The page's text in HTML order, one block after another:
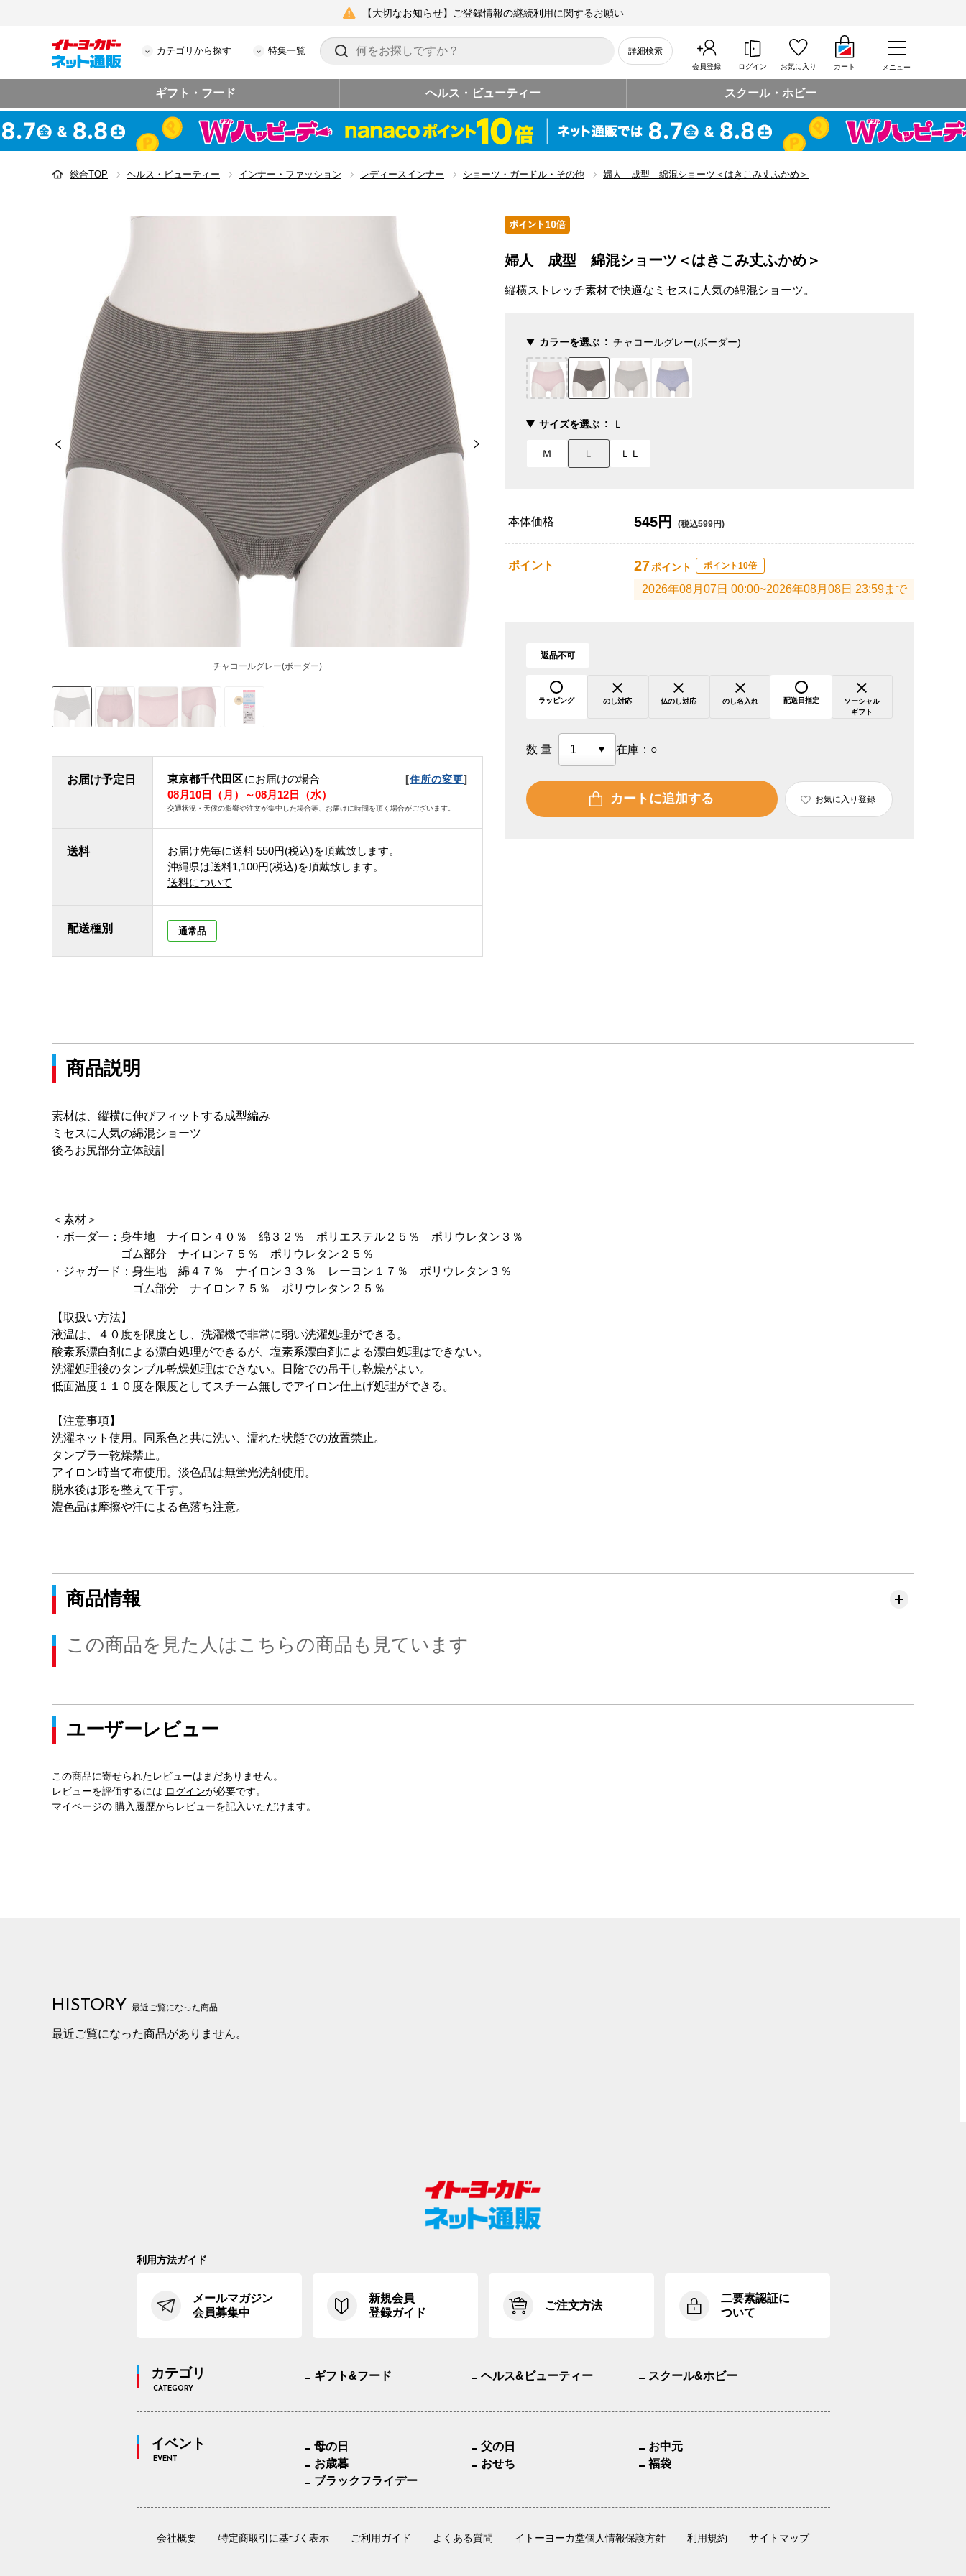
【大切なお知らせ】ご登録情報の継続利用に関するお願い
カテゴリから探す 特集一覧 詳細検索
会員登録 ログイン お気に入り カート メニュー
ギフト・フード ヘルス・ビューティー スクール・ホビー
総合TOP ヘルス・ビューティー インナー・ファッション レディースインナー ショーツ・ガードル・その他 婦人 成型 綿混ショーツ＜はきこみ丈ふかめ＞
チャコールグレー(ボーダー)
お届け予定日 東京都千代田区にお届けの場合 [住所の変更]
08月10日（月）～08月12日（水）
交通状況・天候の影響や注文が集中した場合等、お届けに時間を頂く場合がございます。
送料 お届け先毎に送料 550円(税込)を頂戴致します。
沖縄県は送料1,100円(税込)を頂戴致します。
送料について
配送種別 通常品
婦人 成型 綿混ショーツ＜はきこみ丈ふかめ＞
縦横ストレッチ素材で快適なミセスに人気の綿混ショーツ。
カラーを選ぶ チャコールグレー(ボーダー)
サイズを選ぶ Ｌ
Ｍ Ｌ ＬＬ
本体価格 545円 (税込599円)
ポイント 27ポイント ポイント10倍
2026年08月07日 00:00~2026年08月08日 23:59まで
返品不可
ラッピング のし対応 仏のし対応 のし名入れ 配送日指定
ソーシャル
ギフト
数量 在庫： ○
カートに追加する お気に入り登録
商品説明
素材は、縦横に伸びフィットする成型編み
ミセスに人気の綿混ショーツ
後ろお尻部分立体設計
＜素材＞
・ボーダー：身生地 ナイロン４０％ 綿３２％ ポリエステル２５％ ポリウレタン３％
ゴム部分 ナイロン７５％ ポリウレタン２５％
・ジャガード：身生地 綿４７％ ナイロン３３％ レーヨン１７％ ポリウレタン３％
ゴム部分 ナイロン７５％ ポリウレタン２５％
【取扱い方法】
液温は、４０度を限度とし、洗濯機で非常に弱い洗濯処理ができる。
酸素系漂白剤による漂白処理ができるが、塩素系漂白剤による漂白処理はできない。
洗濯処理後のタンブル乾燥処理はできない。日陰での吊干し乾燥がよい。
低面温度１１０度を限度としてスチーム無しでアイロン仕上げ処理ができる。
【注意事項】
洗濯ネット使用。同系色と共に洗い、濡れた状態での放置禁止。
タンブラー乾燥禁止。
アイロン時当て布使用。淡色品は無蛍光洗剤使用。
脱水後は形を整えて干す。
濃色品は摩擦や汗による色落ち注意。
商品情報
この商品を見た人はこちらの商品も見ています
ユーザーレビュー
この商品に寄せられたレビューはまだありません。
レビューを評価するには ログインが必要です。
マイページの 購入履歴からレビューを記入いただけます。
HISTORY 最近ご覧になった商品
最近ご覧になった商品がありません。
利用方法ガイド
メールマガジン
会員募集中
新規会員
登録ガイド
ご注文方法
二要素認証に
ついて
カテゴリ
CATEGORY
ギフト&フード ヘルス&ビューティー スクール&ホビー
イベント
EVENT
母の日 父の日
お中元
お歳暮
おせち
福袋
ブラックフライデー
会社概要 特定商取引に基づく表示 ご利用ガイド よくある質問 イトーヨーカ堂個人情報保護方針 利用規約 サイトマップ